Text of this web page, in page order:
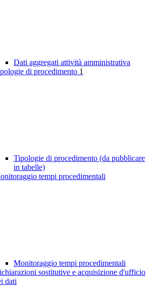
Dati aggregati attività amministrativa
di procedimento 1
Tipologie di procedimento (da pubblicare
in tabelle)
tempi procedimentali
Monitoraggio tempi procedimentali
sostitutive e acquisizione d'ufficio
dati